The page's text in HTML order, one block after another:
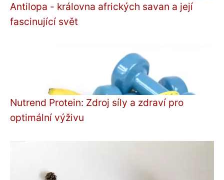
Antilopa - královna afrických savan a její
fascinující svět
Nutrend Protein: Zdroj síly a zdraví pro
optimální výživu